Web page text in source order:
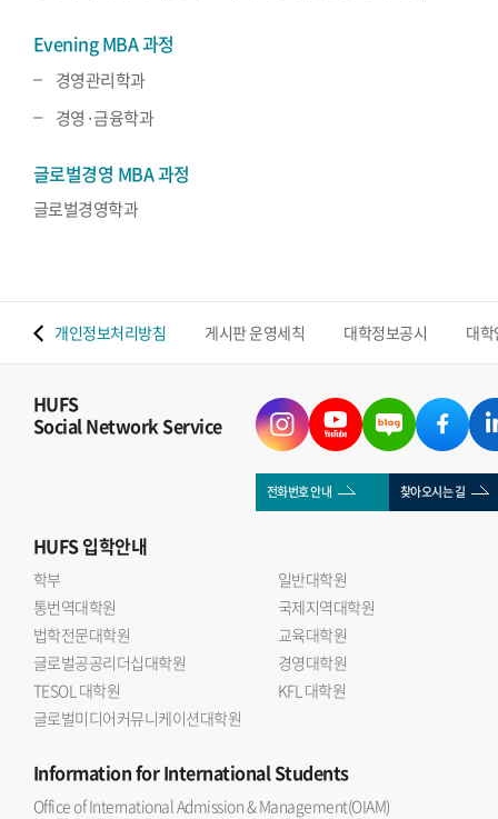
Evening MBA 과정
경영관리학과
경영·금융학과
글로벌경영 MBA 과정
글로벌경영학과
개인정보처리방침 게시판 운영세칙 대학정보공시 대
HUFS
Social Network Service
전화번호 안내 찾아오시는 길
HUFS입학안내
학부
일반대학원
통번역대학원
국제지역대학원
법학전문대학원
교육대학원
글로벌공공리더십대학원
경영대학원
TESOL 대학원
KFL 대학원
글로벌미디어커뮤니케이션대학원
Informationfor International Students
Office of International Admission & Management(OIAM)